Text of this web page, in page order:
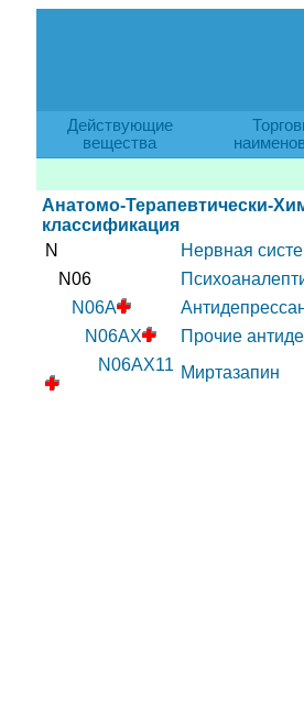
Действующие
вещества
Анатомо-Терапевтически-
классификация
N
Нервная
N06
N06A
N06AX
Прочие
N06AX11 Миртазапин